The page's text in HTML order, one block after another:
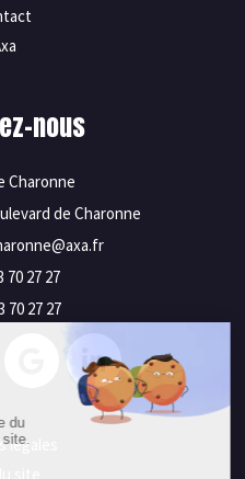
nous
Charonne
de Charonne
70 27 27
70 27 27